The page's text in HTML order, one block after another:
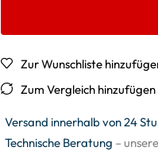
Zur Wunschliste
Zum Vergleich hinzufügen
Versand innerhalb von 24
Technische Beratung –